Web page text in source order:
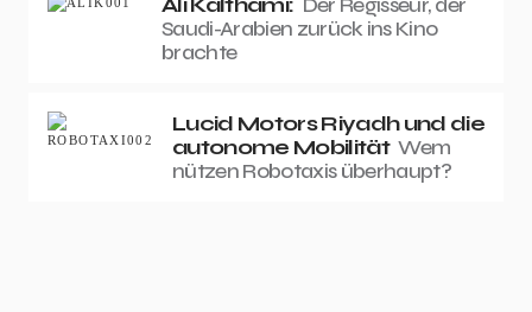
Saudi-Arabien zurück ins Kino
brachte
Lucid Motors Riyadh und die
autonome Mobilität Wem
nützen Robotaxis überhaupt?